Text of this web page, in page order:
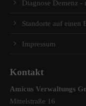
Wohngemeinschaften
das wirGUTES
Wir sagen DANKEfür
Diagnose Demenz -
Standorte auf einen
Impressum
Kontakt
Amicus Verwaltungs
Mittelstraße 16